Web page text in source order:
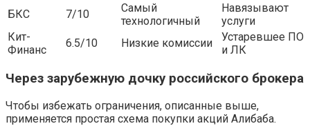
БКС
7/10
Самый
технологичный
Навязывают
услуги
Кит-
Финанс
6.5/10 Низкие комиссии
Устаревшее ПО
и ЛК
Через зарубежную дочку российского брокера
Чтобы избежать ограничения, описанные выше,
применяется простая схема покупки акций Алибаба.